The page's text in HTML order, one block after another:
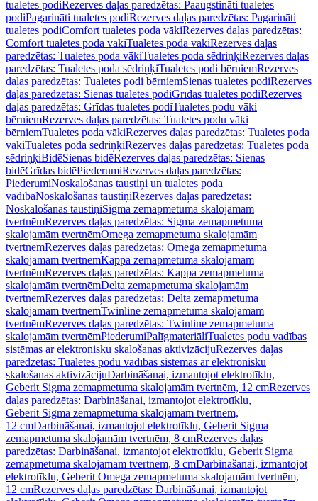
tualetes podiRezerves daļas paredzētas: Paaugstināti tualetes
podiPagarināti tualetes podiRezerves daļas paredzētas: Pagarināti
tualetes podiComfort tualetes poda vākiRezerves daļas paredzētas:
Comfort tualetes poda vākiTualetes poda vākiRezerves daļas
paredzētas: Tualetes poda vākiTualetes poda sēdriņķiRezerves daļas
paredzētas: Tualetes poda sēdriņķiTualetes podi bērniemRezerves
daļas paredzētas: Tualetes podi bērniemSienas tualetes podiRezerves
daļas paredzētas: Sienas tualetes podiGrīdas tualetes podiRezerves
daļas paredzētas: Grīdas tualetes podiTualetes podu vāki
bērniemRezerves daļas paredzētas: Tualetes podu vāki
bērniemTualetes poda vākiRezerves daļas paredzētas: Tualetes poda
vākiTualetes poda sēdriņķiRezerves daļas paredzētas: Tualetes poda
sēdriņķiBidēSienas bidēRezerves daļas paredzētas: Sienas
bidēGrīdas bidēPiederumiRezerves daļas paredzētas:
PiederumiNoskalošanas taustiņi un tualetes poda
vadībaNoskalošanas taustiņiRezerves daļas paredzētas:
Noskalošanas taustiņiSigma zemapmetuma skalojamām
tvertnēmRezerves daļas paredzētas: Sigma zemapmetuma
skalojamām tvertnēmOmega zemapmetuma skalojamām
tvertnēmRezerves daļas paredzētas: Omega zemapmetuma
skalojamām tvertnēmKappa zemapmetuma skalojamām
tvertnēmRezerves daļas paredzētas: Kappa zemapmetuma
skalojamām tvertnēmDelta zemapmetuma skalojamām
tvertnēmRezerves daļas paredzētas: Delta zemapmetuma
skalojamām tvertnēmTwinline zemapmetuma skalojamām
tvertnēmRezerves daļas paredzētas: Twinline zemapmetuma
skalojamām tvertnēmPiederumiPalīgmateriāliTualetes podu vadības
sistēmas ar elektronisku skalošanas aktivizācijuRezerves daļas
paredzētas: Tualetes podu vadības sistēmas ar elektronisku
skalošanas aktivizācijuDarbināšanai, izmantojot elektrotīklu,
Geberit Sigma zemapmetuma skalojamām tvertnēm, 12 cmRezerves
daļas paredzētas: Darbināšanai, izmantojot elektrotīklu,
Geberit Sigma zemapmetuma skalojamām tvertnēm,
12 cmDarbināšanai, izmantojot elektrotīklu, Geberit Sigma
zemapmetuma skalojamām tvertnēm, 8 cmRezerves daļas
paredzētas: Darbināšanai, izmantojot elektrotīklu, Geberit Sigma
zemapmetuma skalojamām tvertnēm, 8 cmDarbināšanai, izmantojot
elektrotīklu, Geberit Omega zemapmetuma skalojamām tvertnēm,
12 cmRezerves daļas paredzētas: Darbināšanai, izmantojot